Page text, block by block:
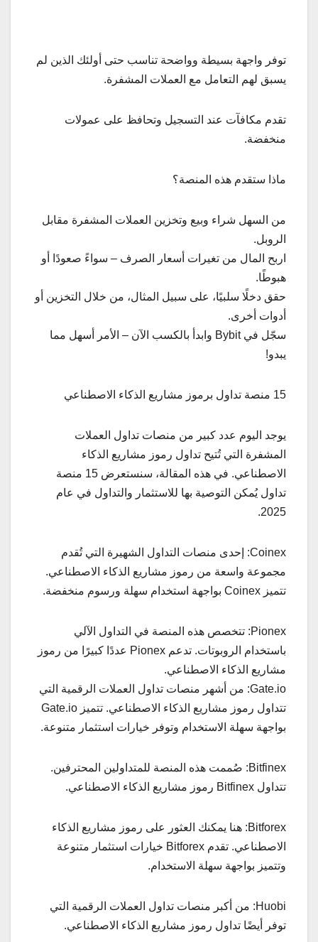
توفر واجهة بسيطة وواضحة تناسب حتى أولئك الذين لم
يسبق لهم التعامل مع العملات المشفرة.
تقدم مكافآت عند التسجيل وتحافظ على عمولات
منخفضة.
ماذا ستقدم هذه المنصة؟
من السهل شراء وبيع وتخزين العملات المشفرة مقابل
الروبل.
اربح المال من تغيرات أسعار الصرف – سواءً صعودًا أو
هبوطًا.
حقق دخلًا سلبيًا، على سبيل المثال، من خلال التخزين أو
أدوات أخرى.
سجّل في Bybit وابدأ بالكسب الآن – الأمر أسهل مما
يبدو!
15 منصة تداول برموز مشاريع الذكاء الاصطناعي
يوجد اليوم عدد كبير من منصات تداول العملات
المشفرة التي تُتيح تداول رموز مشاريع الذكاء
الاصطناعي. في هذه المقالة، سنستعرض 15 منصة
تداول يُمكن التوصية بها للاستثمار والتداول في عام
2025.
Coinex: إحدى منصات التداول الشهيرة التي تُقدم
مجموعة واسعة من رموز مشاريع الذكاء الاصطناعي.
تتميز Coinex بواجهة استخدام سهلة ورسوم منخفضة.
Pionex: تتخصص هذه المنصة في التداول الآلي
باستخدام الروبوتات. تدعم Pionex عددًا كبيرًا من رموز
مشاريع الذكاء الاصطناعي.
Gate.io: من أشهر منصات تداول العملات الرقمية التي
تتداول رموز مشاريع الذكاء الاصطناعي. تتميز Gate.io
بواجهة سهلة الاستخدام وتوفر خيارات استثمار متنوعة.
Bitfinex: صُممت هذه المنصة للمتداولين المحترفين.
تتداول Bitfinex رموز مشاريع الذكاء الاصطناعي.
Bitforex: هنا يمكنك العثور على رموز مشاريع الذكاء
الاصطناعي. تقدم Bitforex خيارات استثمار متنوعة
وتتميز بواجهة سهلة الاستخدام.
Huobi: من أكبر منصات تداول العملات الرقمية التي
توفر أيضًا تداول رموز مشاريع الذكاء الاصطناعي.